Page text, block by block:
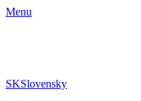
Menu
SKSlovensky